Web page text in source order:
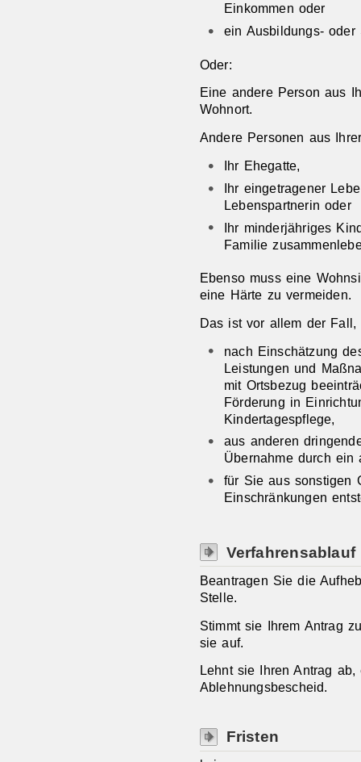
Einkommen oder
ein Ausbildungs- oder
Oder:
Eine andere Person aus
Wohnort.
Andere Personen aus
Ihr Ehegatte,
Ihr eingetragener
Lebenspartnerin oder
Ihr minderjähriges
Familie
Ebenso muss eine
eine Härte zu vermeiden.
Das ist vor allem der Fall,
nach Einschätzung
Leistungen und
mit Ortsbezug
Förderung in
Kindertagespflege,
aus anderen
Übernahme durch ein
für Sie aus sonstigen
Einschränkungen
Verfahrensablauf
Beantragen Sie die
Stelle.
Stimmt sie Ihrem Antrag
sie auf.
Lehnt sie Ihren Antrag
Ablehnungsbescheid.
Fristen